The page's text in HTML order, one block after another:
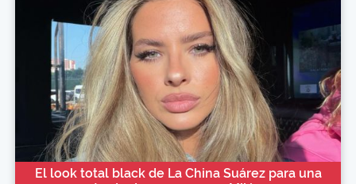
El look total black de La China Suárez para una